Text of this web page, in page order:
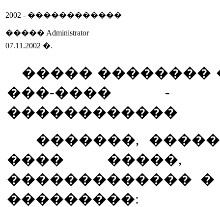
2002 - ������������
����� Administrator
07.11.2002 �.
����� ��������
���-���� -
������������
�������,
���� �����,
�������������
���������: